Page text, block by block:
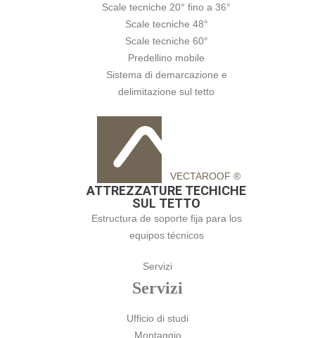
Scale tecniche 20° fino a 36°
Scale tecniche 48°
Scale tecniche 60°
Predellino mobile
Sistema di demarcazione e
delimitazione sul tetto
VECTAROOF ®
ATTREZZATURE TECHICHE
SUL TETTO
Estructura de soporte fija para los
equipos técnicos
Servizi
Servizi
Ufficio di studi
Montaggio